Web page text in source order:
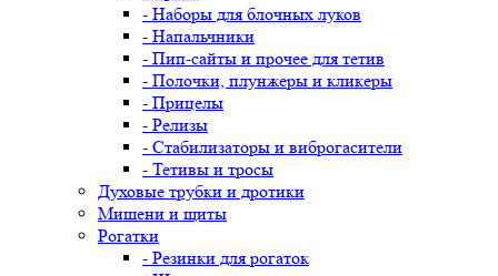
- Наборы для блочных луков
- Напальчники
- Пип-сайты и прочее для тетив
- Полочки, плунжеры и кликеры
- Прицелы
- Релизы
- Стабилизаторы и виброгасители
- Тетивы и тросы
Духовые трубки и дротики
Мишени и щиты
Рогатки
- Резинки для рогаток